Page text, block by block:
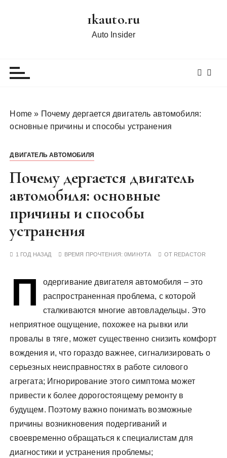
1kauto.ru
Auto Insider
Home » Почему дергается двигатель автомобиля:
основные причины и способы устранения
ДВИГАТЕЛЬ АВТОМОБИЛЯ
Почему дергается двигатель
автомобиля: основные
причины и способы
устранения
1 ГОД НАЗАД ВРЕМЯ ПРОЧТЕНИЯ:0МИНУТА ОТ REDACTOR
П
одергивание двигателя автомобиля – это
распространенная проблема, с которой
сталкиваются многие автовладельцы. Это
неприятное ощущение, похожее на рывки или
провалы в тяге, может существенно снизить комфорт
вождения и, что гораздо важнее, сигнализировать о
серьезных неисправностях в работе силового
агрегата; Игнорирование этого симптома может
привести к более дорогостоящему ремонту в
будущем. Поэтому важно понимать возможные
причины возникновения подергиваний и
своевременно обращаться к специалистам для
диагностики и устранения проблемы;